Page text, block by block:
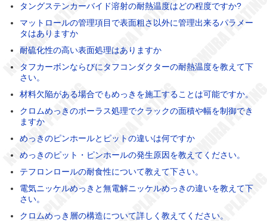
タングステンカーバイド溶射の耐熱温度はどの程度ですか?
マットロールの管理項目で表面粗さ以外に管理出来るパラメー
タはありますか
耐硫化性の高い表面処理はありますか
タフカーボンならびにタフコンダクターの耐熱温度を教えて下
さい。
材料欠陥がある場合でもめっきを施工することは可能ですか。
クロムめっきのポーラス処理でクラックの面積や幅を制御でき
ますか
めっきのピンホールとピットの違いは何ですか
めっきのピット・ピンホールの発生原因を教えてください。
テフロンロールの耐食性について教えて下さい。
電気ニッケルめっきと無電解ニッケルめっきの違いを教えて下
さい。
クロムめっき層の構造について詳しく教えてください。